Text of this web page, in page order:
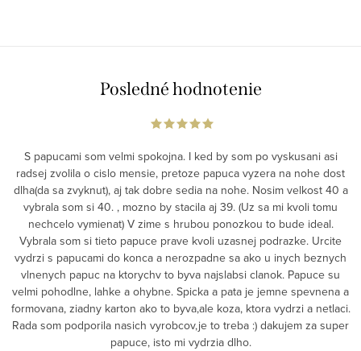
Posledné hodnotenie
S papucami som velmi spokojna. I ked by som po vyskusani asi
radsej zvolila o cislo mensie, pretoze papuca vyzera na nohe dost
dlha(da sa zvyknut), aj tak dobre sedia na nohe. Nosim velkost 40 a
vybrala som si 40. , mozno by stacila aj 39. (Uz sa mi kvoli tomu
nechcelo vymienat) V zime s hrubou ponozkou to bude ideal.
Vybrala som si tieto papuce prave kvoli uzasnej podrazke. Urcite
vydrzi s papucami do konca a nerozpadne sa ako u inych beznych
vlnenych papuc na ktorychv to byva najslabsi clanok. Papuce su
velmi pohodlne, lahke a ohybne. Spicka a pata je jemne spevnena a
formovana, ziadny karton ako to byva,ale koza, ktora vydrzi a netlaci.
Rada som podporila nasich vyrobcov,je to treba :) dakujem za super
papuce, isto mi vydrzia dlho.